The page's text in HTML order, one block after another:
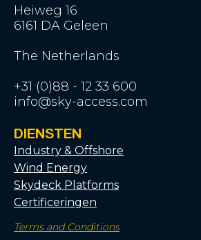
Heiweg 16
6161 DA Geleen
The Netherlands
+31 (0)88 - 12 33 600
info@sky-access.com
DIENSTEN
Industry & Offshore
Wind Energy
Skydeck Platforms
Certificeringen
Terms and Conditions